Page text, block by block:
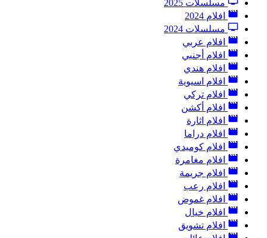
مسلسلات 2025
افلام 2024
مسلسلات 2024
افلام عربي
افلام أجنبي
افلام هندي
افلام اسيوية
افلام تركي
افلام أكشن
افلام اثارة
افلام دراما
افلام كوميدي
افلام مغامرة
افلام جريمة
افلام رعب
افلام غموض
افلام خيال
افلام تشويق